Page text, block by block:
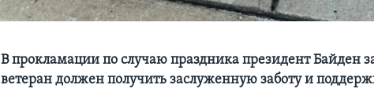
В прокламации по случаю праздника президент Байден
ветеран должен получить заслуженную заботу и